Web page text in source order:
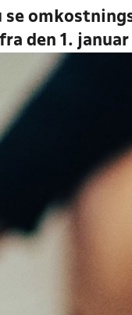
se
den 1.